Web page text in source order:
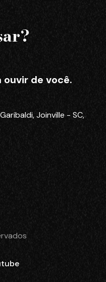
ouvir de você.
Joinville - SC,